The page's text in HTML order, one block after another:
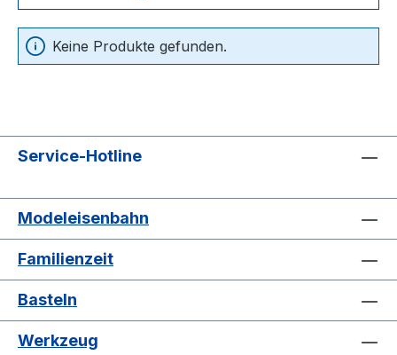
Keine Produkte gefunden.
Service-Hotline
Modeleisenbahn
Familienzeit
Basteln
Werkzeug